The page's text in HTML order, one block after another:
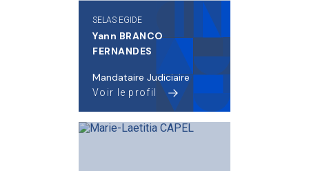
SELAS EGIDE
Yann BRANCO
FERNANDES
Mandataire Judiciaire
Voir le profil